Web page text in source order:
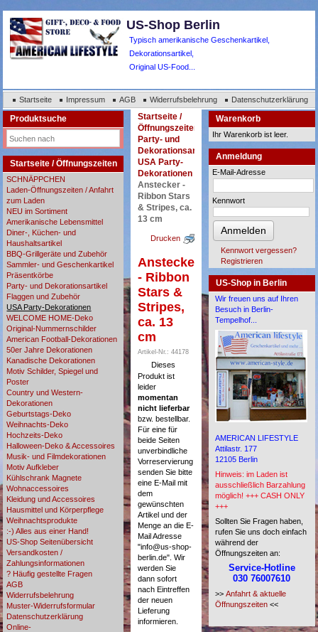
US-Shop Berlin
Typisch amerikanische Geschenkartikel,
Dekorationsartikel,
Original US-Food...
Startseite Impressum AGB Widerrufsbelehrung Datenschutzerklärung
Produktsuche
Startseite / Öffnungszeiten
SCHNÄPPCHEN
Laden-Öffnungszeiten / Anfahrt
zum Laden
NEU im Sortiment
Amerikanische Lebensmittel
Diner-, Küchen- und
Haushaltsartikel
BBQ-Grillgeräte und Zubehör
Sammler- und Geschenkartikel
Präsentkörbe
Party- und Dekorationsartikel
Flaggen und Zubehör
USA Party-Dekorationen
WELCOME HOME-Deko
Original-Nummernschilder
American Football-Dekorationen
50er Jahre Dekorationen
Kanadische Dekorationen
Motiv Schilder, Spiegel und
Poster
Country und Western-
Dekorationen
Geburtstags-Deko
Weihnachts-Deko
Hochzeits-Deko
Halloween-Deko & Accessoires
Musik- und Filmdekorationen
Motiv Aufkleber
Kühlschrank Magnete
Wohnaccessoires
Kleidung und Accessoires
Hausmittel und Körperpflege
Weihnachtsprodukte
:-) Alles aus einer Hand!
US-Shop Seitenübersicht
Versandkosten /
Zahlungsinformationen
? Häufig gestellte Fragen
AGB
Widerrufsbelehrung
Muster-Widerrufsformular
Datenschutzerklärung
Online-
Warenkorb
Ihr Warenkorb ist leer.
Anmeldung
E-Mail-Adresse
Kennwort
Anmelden
Kennwort vergessen?
Registrieren
US-Shop in Berlin
Wir freuen uns auf Ihren
Besuch in Berlin-
Tempelhof...
AMERICAN LIFESTYLE
Attilastr. 177
12105 Berlin
Hinweis: im Laden ist
ausschließlich Barzahlung
möglich! +++ CASH ONLY
+++
Sollten Sie Fragen haben,
rufen Sie uns doch einfach
während der
Öffnungszeiten an:
Service-Hotline
030 76007610
>> Anfahrt & aktuelle
Öffnungszeiten<<
Startseite /
Öffnungszeiten
Party- und
Dekorationsartikel
USA Party-
Dekorationen
Anstecker -
Ribbon Stars
& Stripes, ca.
13 cm
Drucken
Anstecker
- Ribbon
Stars &
Stripes,
ca. 13
cm
Artikel-Nr.: 44178
Dieses
Produkt ist
leider
momentan
nicht lieferbar
bzw. bestellbar.
Für eine für
beide Seiten
unverbindliche
Vorreservierung
senden Sie bitte
eine E-Mail mit
dem
gewünschten
Artikel und der
Menge an die E-
Mail Adresse
"info@us-shop-
berlin.de". Wir
werden Sie
dann sofort
nach Eintreffen
der neuen
Lieferung
informieren.